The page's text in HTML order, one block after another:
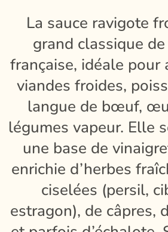
La sauce ravigote
grand classique
française, idéale pour
viandes froides,
langue de bœuf,
légumes vapeur. Elle
une base de
enrichie d’herbes
ciselées (persil,
estragon), de câpres,